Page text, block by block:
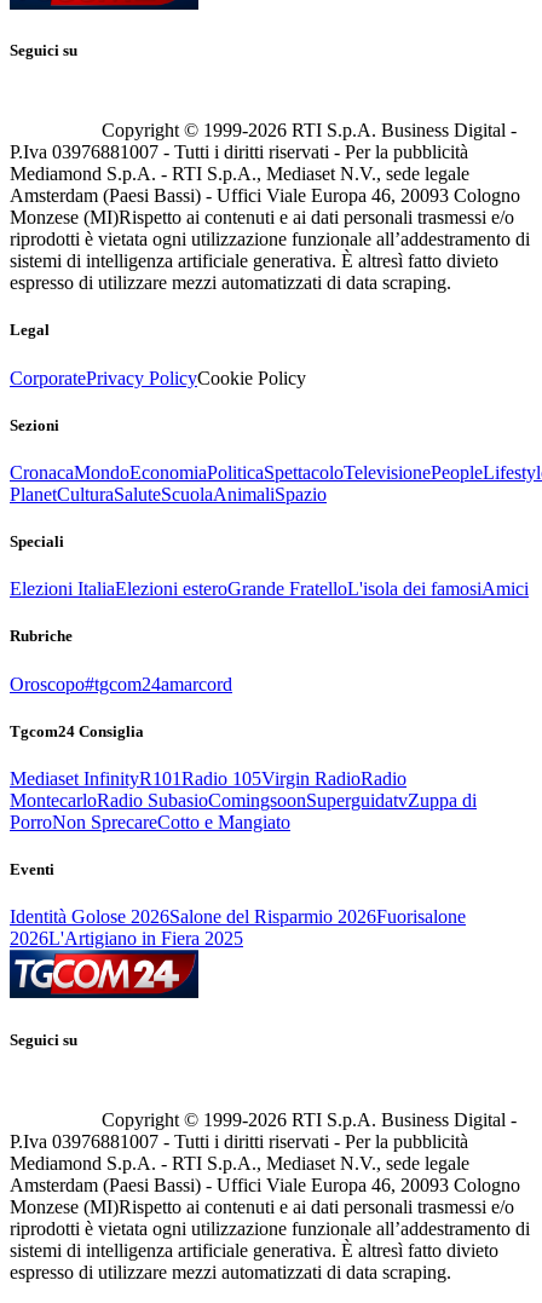
Seguici su
Copyright © 1999-2026 RTI S.p.A. Business Digital -
P.Iva 03976881007 - Tutti i diritti riservati - Per la pubblicità
Mediamond S.p.A. - RTI S.p.A., Mediaset N.V., sede legale
Amsterdam (Paesi Bassi) - Uffici Viale Europa 46, 20093 Cologno
Monzese (MI)Rispetto ai contenuti e ai dati personali trasmessi e/o
riprodotti è vietata ogni utilizzazione funzionale all’addestramento di
sistemi di intelligenza artificiale generativa. È altresì fatto divieto
espresso di utilizzare mezzi automatizzati di data scraping.
Legal
CorporatePrivacy PolicyCookie Policy
Sezioni
CronacaMondoEconomiaPoliticaSpettacoloTelevisionePeople
PlanetCulturaSaluteScuolaAnimaliSpazio
Speciali
Elezioni ItaliaElezioni esteroGrande FratelloL'isola dei famosiAmici
Rubriche
Oroscopo#tgcom24amarcord
Tgcom24 Consiglia
Mediaset InfinityR101Radio 105Virgin RadioRadio
MontecarloRadio SubasioComingsoonSuperguidatvZuppa di
PorroNon SprecareCotto e Mangiato
Eventi
Identità Golose 2026Salone del Risparmio 2026Fuorisalone
2026L'Artigiano in Fiera 2025
Seguici su
Copyright © 1999-2026 RTI S.p.A. Business Digital -
P.Iva 03976881007 - Tutti i diritti riservati - Per la pubblicità
Mediamond S.p.A. - RTI S.p.A., Mediaset N.V., sede legale
Amsterdam (Paesi Bassi) - Uffici Viale Europa 46, 20093 Cologno
Monzese (MI)Rispetto ai contenuti e ai dati personali trasmessi e/o
riprodotti è vietata ogni utilizzazione funzionale all’addestramento di
sistemi di intelligenza artificiale generativa. È altresì fatto divieto
espresso di utilizzare mezzi automatizzati di data scraping.